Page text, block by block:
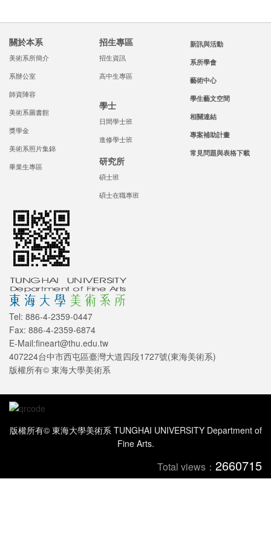
關於本系
美術系所簡介
系辦公室
師資陣容
美術系圖書館
獎學金
美術系照片集錦
畢業生專區
招生專區
招生資訊
高中生專區
學士
日間學士班
進修學士班
研究所
碩士班
碩士在職專班
新訊與活動
系所學會
藝術中心
學生藝文空間
相關連結
專案補助計畫
常見問題與表格下載
Tel: 886-4-2359-0447
Fax: 886-4-2359-6874
E-Mail:fineart@thu.edu.tw
407224台中市西屯區臺灣大道四段1727號(東海美術系)
版權所有© 東海大學美術系
版權所有© 東海大學美術系 TUNGHAI UNIVERSITY Department of
Fine Arts.
Total views： 2660715